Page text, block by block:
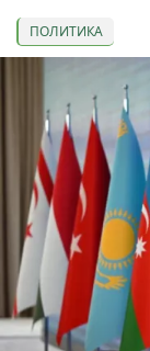
ПОЛИТИКА